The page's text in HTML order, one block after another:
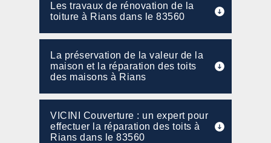
Les travaux de rénovation de la
toiture à Rians dans le 83560
La préservation de la valeur de la
maison et la réparation des toits
des maisons à Rians
VICINI Couverture : un expert pour
effectuer la réparation des toits à
Rians dans le 83560